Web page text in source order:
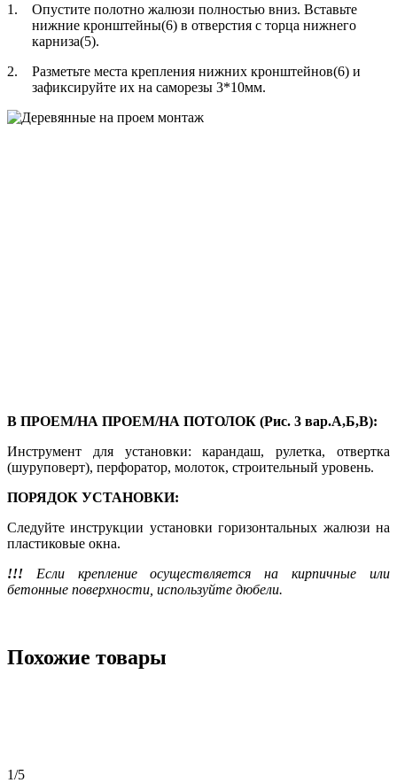
1.
Опустите полотно жалюзи полностью вниз. Вставьте
нижние кронштейны(6) в отверстия с торца нижнего
карниза(5).
2.
Разметьте места крепления нижних кронштейнов(6) и
зафиксируйте их на саморезы 3*10мм.
В ПРОЕМ/НА ПРОЕМ/НА ПОТОЛОК (Рис. 3 вар.А,Б,В):
Инструмент для установки: карандаш, рулетка, отвертка
(шуруповерт), перфоратор, молоток, строительный уровень.
ПОРЯДОК УСТАНОВКИ:
Следуйте инструкции установки горизонтальных жалюзи на
пластиковые окна.
!!! Если крепление осуществляется на кирпичные или
бетонные поверхности, используйте дюбели.
Похожие товары
1/5